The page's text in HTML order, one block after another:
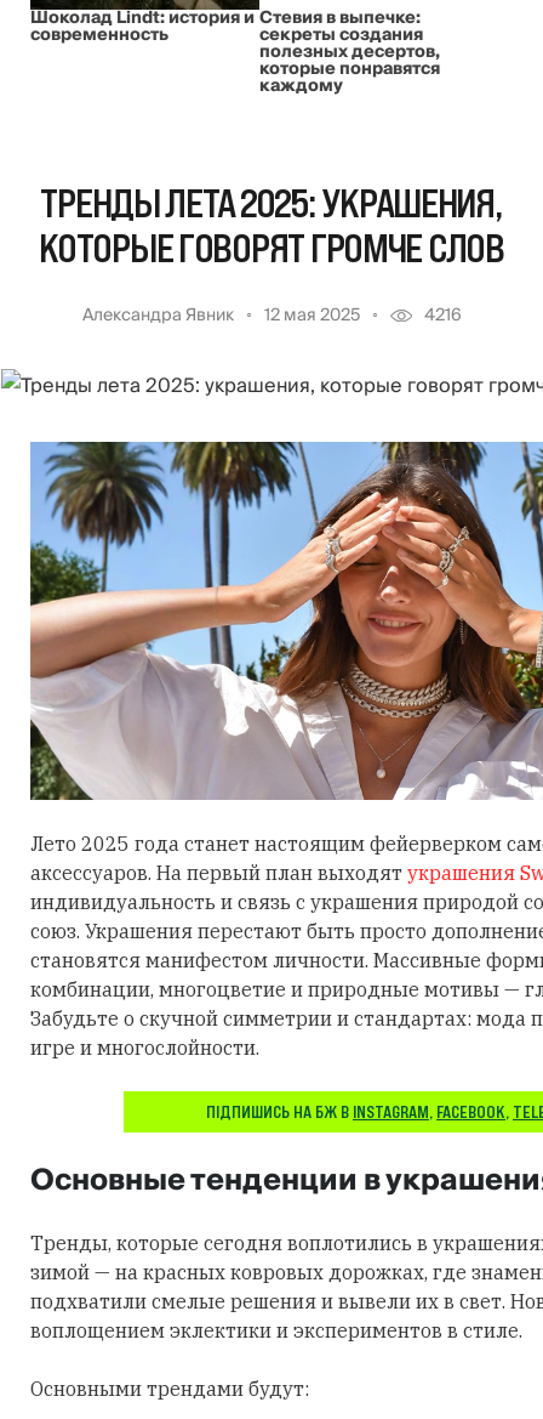
Шоколад Lindt: история и
современность
Стевия в выпечке:
секреты создания
полезных десертов,
которые понравятся
каждому
ТРЕНДЫ ЛЕТА 2025: УКРАШЕНИЯ,
КОТОРЫЕ ГОВОРЯТ ГРОМЧЕ СЛОВ
Александра Явник 12 мая 2025 4216
Лето 2025 года станет настоящим фейерверком
аксессуаров. На первый план выходят украшения
индивидуальность и связь с украшения природой
союз. Украшения перестают быть просто
становятся манифестом личности. Массивные
комбинации, многоцветие и природные мотивы —
Забудьте о скучной симметрии и стандартах: мода
игре и многослойности.
ПІДПИШИСЬ НА БЖ В INSTAGRAM, FACEBOOK,
Основные тенденции в
Тренды, которые сегодня воплотились в
зимой — на красных ковровых дорожках, где
подхватили смелые решения и вывели их в свет.
воплощением эклектики и экспериментов в стиле.
Основными трендами будут: